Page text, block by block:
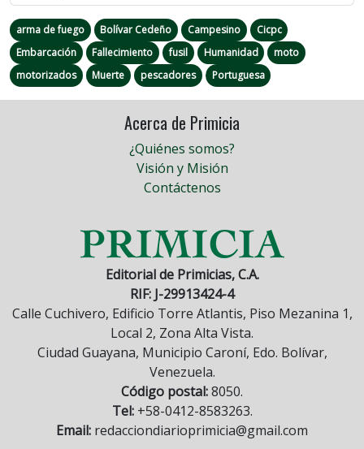
arma de fuego Bolívar Cedeño Campesino
Cicpc
Embarcación
Fallecimiento fusil Humanidad
moto
motorizados
Muerte pescadores Portuguesa
Acerca de Primicia
¿Quiénes somos?
Visión y Misión
Contáctenos
Editorial de Primicias, C.A.
RIF: J-29913424-4
Calle Cuchivero, Edificio Torre Atlantis, Piso Mezanina 1,
Local 2, Zona Alta Vista.
Ciudad Guayana, Municipio Caroní, Edo. Bolívar,
Venezuela.
Código postal:8050.
Tel:+58-0412-8583263.
Email: redacciondiarioprimicia@gmail.com